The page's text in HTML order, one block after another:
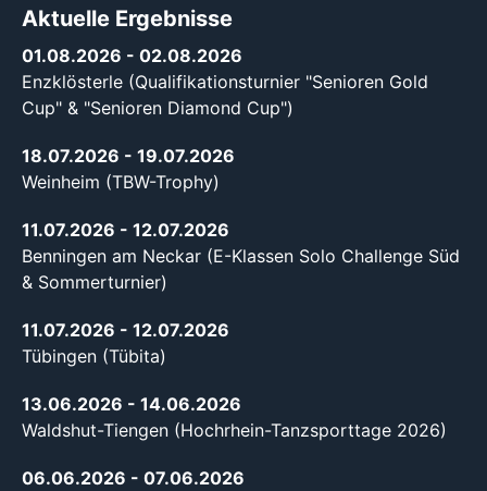
Aktuelle Ergebnisse
01.08.2026 - 02.08.2026
Enzklösterle (Qualifikationsturnier "Senioren Gold
Cup" & "Senioren Diamond Cup")
18.07.2026 - 19.07.2026
Weinheim (TBW-Trophy)
11.07.2026 - 12.07.2026
Benningen am Neckar (E-Klassen Solo Challenge Süd
& Sommerturnier)
11.07.2026 - 12.07.2026
Tübingen (Tübita)
13.06.2026 - 14.06.2026
Waldshut-Tiengen (Hochrhein-Tanzsporttage 2026)
06.06.2026 - 07.06.2026